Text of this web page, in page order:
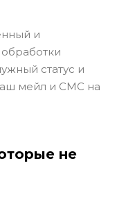
и
статус и
мейл и СМС на
не